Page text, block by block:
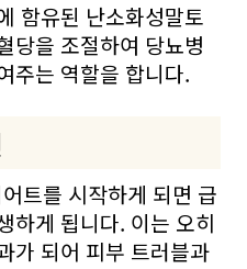
함유된 난소화성말토
당을 조절하여 당뇨병
주는 역할을 합니다.
트를 시작하게 되면 급
하게 됩니다. 이는 오히
가 되어 피부 트러블과